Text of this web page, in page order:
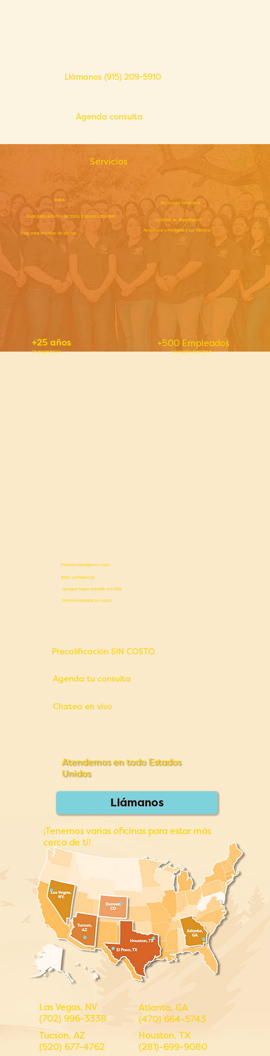
Llámanos (915) 209-5910
Agenda consulta
Primera llamada sin costo
100% confidencial
Aunque hayas entrado sin VISA
Primera llamada sin costo
Precalificación SIN COSTO
Agenda tu consulta
Chatea en vivo
Servicios
VAWA
Visas para víctimas de trata y abusos laborales
Visas para víctimas de delitos
Peticiones familiares
Defensa de deportación
Asistencia a militares y sus familias
+25 años
de experiencia
+500 Empleados
listos para atenderte
Atendemos en todo Estados
Unidos
Llámanos
Las Vegas, NV
(702) 996-3338
Tucson, AZ
(520) 677-4762
Atlanta, GA
(470) 664-5743
Houston, TX
(281)-699-9080
¡Tenemos varias oficinas para estar más
cerca de ti!